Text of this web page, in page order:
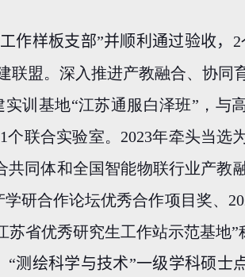
作样板支部”并顺利通过验收， 2
联盟。深入推进产教融合、协同
训基地“江苏通服白泽班”，与
个联合实验室。 2023年牵头当选
同体和全国智能物联行业产教
研合作论坛优秀合作项目奖、
苏省优秀研究生工作站示范基地”
测绘科学与技术”一级学科硕士